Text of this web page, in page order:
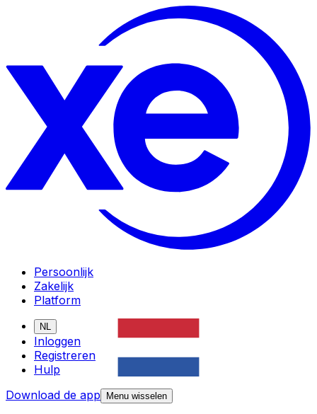
Persoonlijk
Zakelijk
Platform
NL
Inloggen
Registreren
Hulp
Download de app
Menu wisselen